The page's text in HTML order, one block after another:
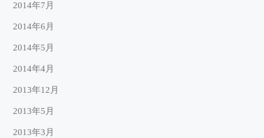
2014年7月
2014年6月
2014年5月
2014年4月
2013年12月
2013年5月
2013年3月